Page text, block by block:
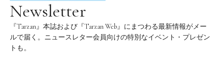
Newsletter
『Tarzan』本誌および『Tarzan Web』にまつわる最新情報がメー
ルで届く。ニュースレター会員向けの特別なイベント・プレゼン
トも。